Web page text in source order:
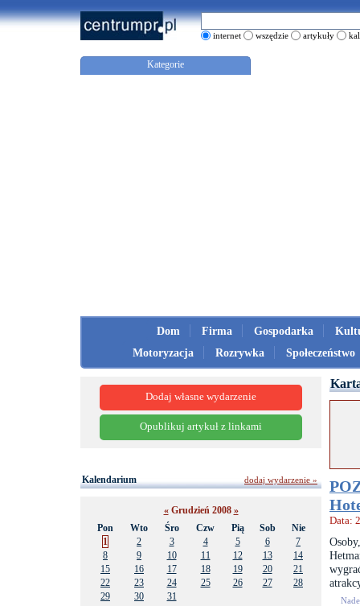
internet wszędzie artykuły
Kategorie
Dom Firma Gospodarka
Motoryzacja
Rozrywka Społeczeństwo
Data:
Dodaj własne wydarzenie
Opublikuj artykuł z linkami
Kalendarium
«Grudzień 2008 »
Pon
Wto Śro Czw Pią Sob
Nie
1
2 3 4 5 6
7
8
9 10 11 12 13
14
15
16 17 18 19 20
21
22
23 24 25 26 27
28
29
30 31
dodaj wydarzenie »